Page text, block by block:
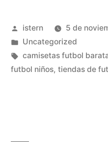
Publicado
por
istern
5 de
Publicado
en
Uncategorized
Etiquetas:
camisetas futbol
futbol niños, tiendas de